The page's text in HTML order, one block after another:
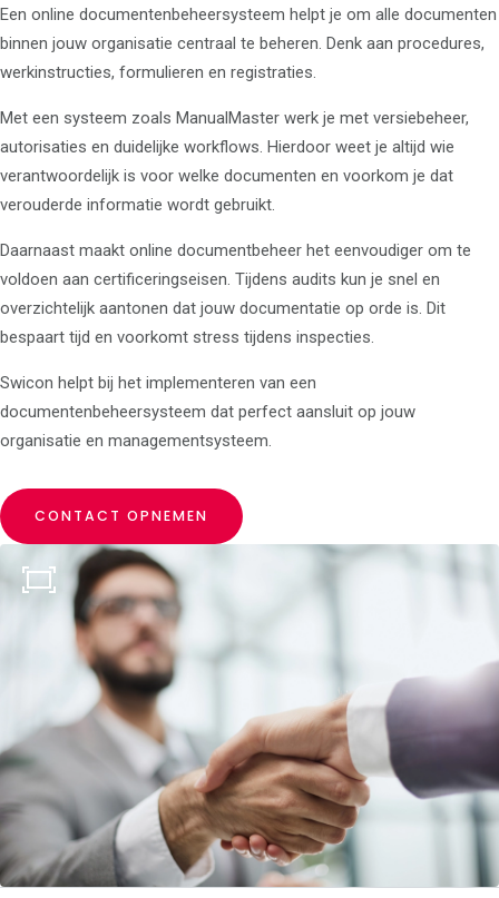
ISO 9001:2015 -
Kwaliteitsmanagementsysteem
ISO 14001:2015 -
Milieumanagementsysteem
Informatiebeveiliging
VCA-certificering -
Veiligheid
VCU Certificering -
Veiligheidsbeheersing
Safety Culture Ladder -
Veiligheidsladder
CO2-Prestatieladder
Advies Accreditatie
NEN-EN-ISO/IEC 17020 -
Inspectie
NEN-EN-ISO/IEC 17021-1 -
Systeem certificatie
NEN-EN-ISO/IEC 17065 -
Een online documentenbeheersysteem helpt je om alle documenten
binnen jouw organisatie centraal te beheren. Denk aan procedures,
werkinstructies, formulieren en registraties.
Met een systeem zoals ManualMaster werk je met versiebeheer,
autorisaties en duidelijke workflows. Hierdoor weet je altijd wie
verantwoordelijk is voor welke documenten en voorkom je dat
verouderde informatie wordt gebruikt.
Daarnaast maakt online documentbeheer het eenvoudiger om te
voldoen aan certificeringseisen. Tijdens audits kun je snel en
overzichtelijk aantonen dat jouw documentatie op orde is. Dit
bespaart tijd en voorkomt stress tijdens inspecties.
Swicon helpt bij het implementeren van een
documentenbeheersysteem dat perfect aansluit op jouw
organisatie en managementsysteem.
CONTACT OPNEMEN